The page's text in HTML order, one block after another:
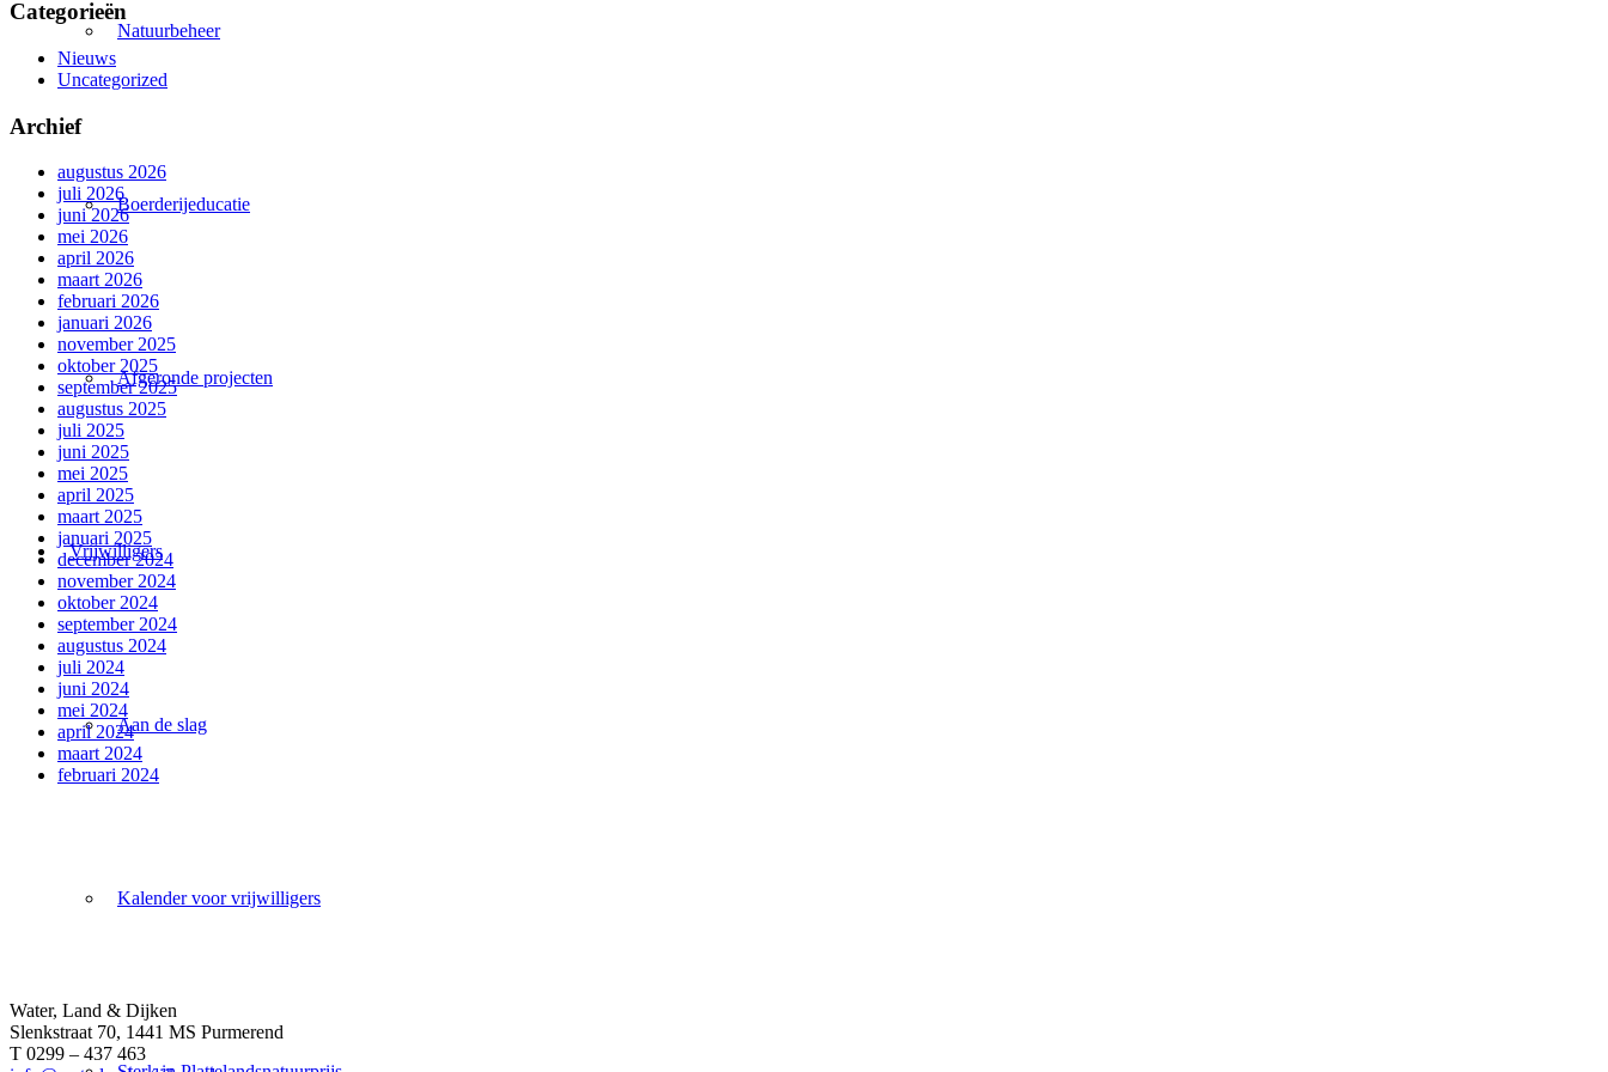
Natuurbeheer
Boerderijeducatie
Afgeronde projecten
Vrijwilligers
Aan de slag
Kalender voor vrijwilligers
Categorieën
Nieuws
Uncategorized
Archief
augustus 2026
juli 2026
juni 2026
mei 2026
april 2026
maart 2026
februari 2026
januari 2026
november 2025
oktober 2025
september 2025
augustus 2025
juli 2025
juni 2025
mei 2025
april 2025
maart 2025
januari 2025
december 2024
november 2024
oktober 2024
september 2024
augustus 2024
juli 2024
juni 2024
mei 2024
april 2024
maart 2024
februari 2024
Water, Land & Dijken
Slenkstraat 70, 1441 MS Purmerend
T 0299 – 437 463